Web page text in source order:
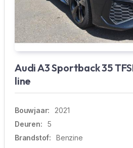
Audi A3 Sportback 35
line
Bouwjaar:
2021
Deuren:
5
Brandstof:
Benzine